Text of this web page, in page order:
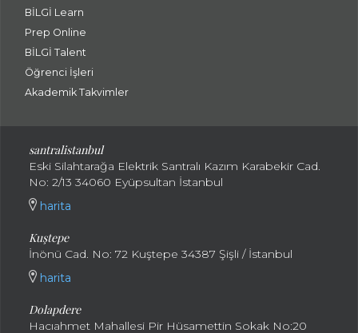
BİLGİ Learn
Prep Online
BİLGİ Talent
Öğrenci İşleri
Akademik Takvimler
santralistanbul
Eski Silahtarağa Elektrik Santralı Kazım Karabekir Cad.
No: 2/13 34060 Eyüpsultan İstanbul
harita
Kuştepe
İnönü Cad. No: 72 Kuştepe 34387 Şişli / İstanbul
harita
Dolapdere
Hacıahmet Mahallesi Pir Hüsamettin Sokak No:20